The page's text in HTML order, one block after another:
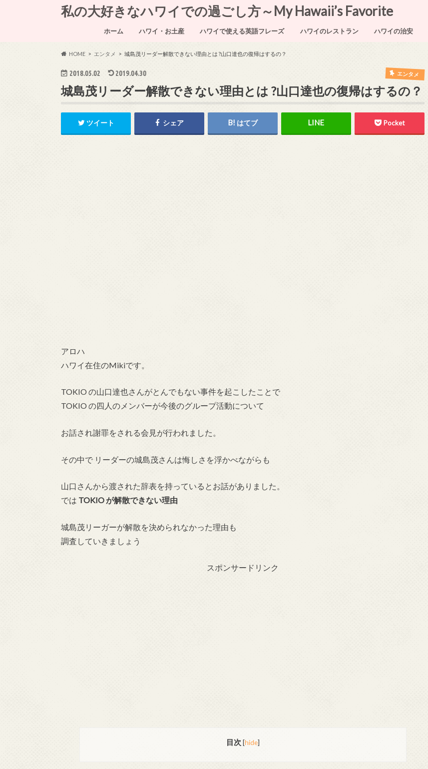
私の大好きなハワイでの過ごし方～My Hawaii’s Favorite
ホーム ハワイ・お土産 ハワイで使える英語フレーズ ハワイのレストラン ハワイの治安
HOME エンタメ 城島茂リーダー解散できない理由とは ?山口達也の復帰はするの？
2018.05.02 2019.04.30 エンタメ
城島茂リーダー解散できない理由とは ?山口達也の復帰はするの？
ツイート シェア はてブ Pocket
アロハ
ハワイ在住のMikiです。
TOKIO の山口達也さんがとんでもない事件を起こしたことで
TOKIO の四人のメンバーが今後のグループ活動について
お話され謝罪をされる会見が行われました。
その中で リーダーの城島茂さんは悔しさを浮かべながらも
山口さんから渡された辞表を持っているとお話がありました。
では TOKIO が解散できない理由
城島茂リーガーが解散を決められなかった理由も
調査していきましょう
スポンサードリンク
目次 [hide]